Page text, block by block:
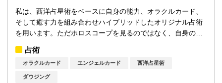
私は、西洋占星術をベースに自身の能力、オラクルカード、
そして癒す力を組み合わせハイブリッドしたオリジナル占術
を用います。ただホロスコープを見るのではなく、自身の能
占術
オラクルカード エンジェルカード 西洋占星術
ダウジング